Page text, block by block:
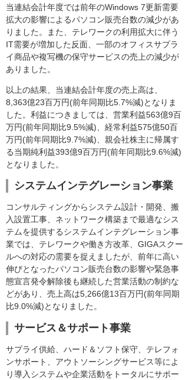
当連結会計年度では前年のWindows 7更新需要
拡大の影響によるパソコン販売台数の減少があ
りました。また、テレワークの利用拡大に伴う
IT需要が増加した反面、一部のオフィスサプラ
イ商品や複写機の保守サービスの売上の減少が
ありました。
以上の結果、当連結会計年度の売上高は、
8,363億23百万円(前年同期比5.7%減)となりま
した。利益につきましては、営業利益563億9百
万円(前年同期比9.5%減)、経常利益575億50百
万円(前年同期比9.7%減)、親会社株主に帰属す
る当期純利益393億9百万円(前年同期比9.6%減)
となりました。
システムインテグレーション事業
コンサルティングからシステム設計・開発、搬
入設置工事、ネットワーク構築まで最適なシス
テムを提供するシステムインテグレーション事
業では、テレワークや働き方改革、GIGAスクー
ルへの対応の需要を捉えましたが、前年に高い
伸びとなったパソコン販売台数の影響や緊急事
態宣言発令解除後も継続した営業活動の制約な
どがあり、売上高は5,266億13百万円(前年同期
比9.0%減)となりました。
サービス＆サポート事業
サプライ供給、ハード＆ソフト保守、テレフォ
ンサポート、アウトソーシングサービス等によ
り導入システムや企業活動をトータルにサポー